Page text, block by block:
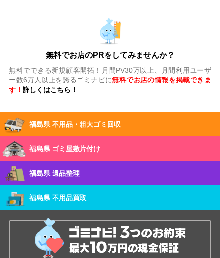
無料でお店のPRをしてみませんか？
無料でできる新規顧客開拓！月間PV30万以上、月間利用ユーザ
ー数6万人以上を誇るゴミナビに無料でお店の情報を掲載できま
す！詳しくはこちら！
福島県 不用品・粗大ゴミ回収
福島県 ゴミ屋敷片付け
福島県 遺品整理
福島県 不用品買取